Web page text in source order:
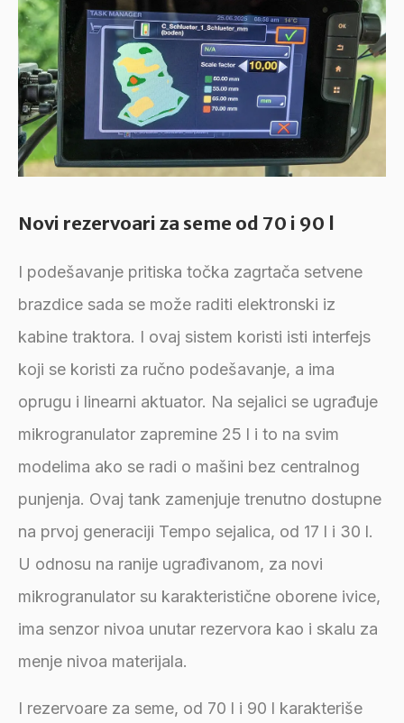
Novi rezervoari za seme od 70 i 90 l
I podešavanje pritiska točka zagrtača setvene
brazdice sada se može raditi elektronski iz
kabine traktora. I ovaj sistem koristi isti interfejs
koji se koristi za ručno podešavanje, a ima
oprugu i linearni aktuator. Na sejalici se ugrađuje
mikrogranulator zapremine 25 l i to na svim
modelima ako se radi o mašini bez centralnog
punjenja. Ovaj tank zamenjuje trenutno dostupne
na prvoj generaciji Tempo sejalica, od 17 l i 30 l.
U odnosu na ranije ugrađivanom, za novi
mikrogranulator su karakteristične oborene ivice,
ima senzor nivoa unutar rezervora kao i skalu za
menje nivoa materijala.
I rezervoare za seme, od 70 l i 90 l karakteriše